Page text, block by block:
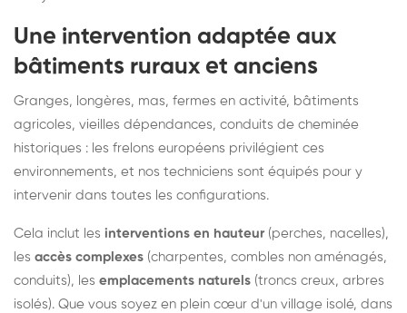
Une intervention adaptée aux
bâtiments ruraux et anciens
Granges, longères, mas, fermes en activité, bâtiments
agricoles, vieilles dépendances, conduits de cheminée
historiques : les frelons européens privilégient ces
environnements, et nos techniciens sont équipés pour y
intervenir dans toutes les configurations.
Cela inclut les interventions en hauteur (perches, nacelles),
les accès complexes (charpentes, combles non aménagés,
conduits), les emplacements naturels (troncs creux, arbres
isolés). Que vous soyez en plein cœur d'un village isolé, dans